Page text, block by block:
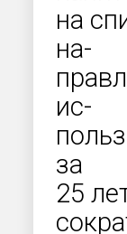
на
на-
ис-
за
25